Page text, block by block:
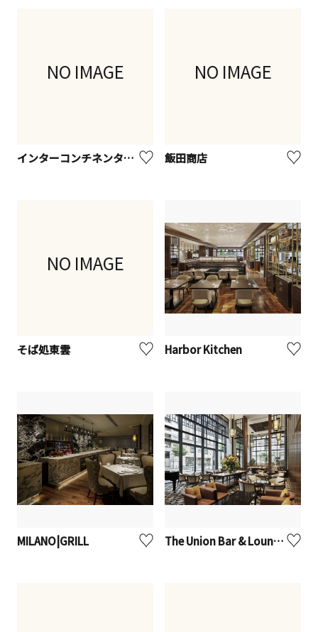
NO IMAGE
インターコンチネンタル横浜Pier８ 鮨処「かたばみ」
NO IMAGE
飯田商店
NO IMAGE
そば処東雲 Harbor Kitchen
MILANO|GRILL The Union Bar & Lounge